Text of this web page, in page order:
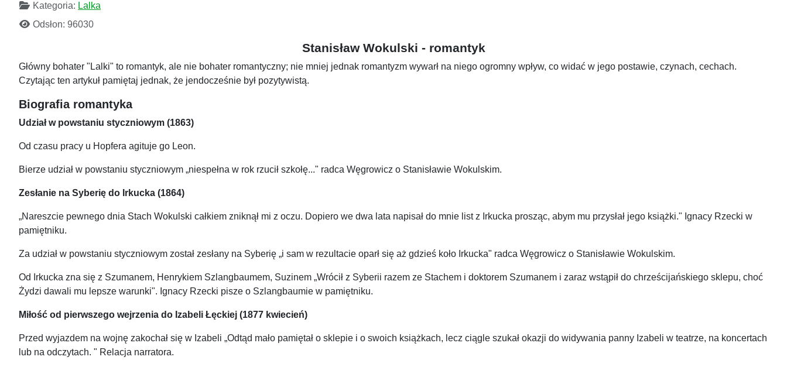
Kategoria: Lalka
Odsłon: 96030
Stanisław Wokulski - romantyk
Główny bohater "Lalki" to romantyk, ale nie bohater romantyczny; nie mniej jednak romantyzm wywarł na niego ogromny wpływ, co widać w jego postawie, czynach, cechach.
Czytając ten artykuł pamiętaj jednak, że jendocześnie był pozytywistą.
Biografia romantyka
Udział w powstaniu styczniowym (1863)
Od czasu pracy u Hopfera agituje go Leon.
Bierze udział w powstaniu styczniowym „niespełna w rok rzucił szkołę..." radca Węgrowicz o Stanisławie Wokulskim.
Zesłanie na Syberię do Irkucka (1864)
„Nareszcie pewnego dnia Stach Wokulski całkiem zniknął mi z oczu. Dopiero we dwa lata napisał do mnie list z Irkucka prosząc, abym mu przysłał jego książki." Ignacy Rzecki w
pamiętniku.
Za udział w powstaniu styczniowym został zesłany na Syberię „i sam w rezultacie oparł się aż gdzieś koło Irkucka" radca Węgrowicz o Stanisławie Wokulskim.
Od Irkucka zna się z Szumanem, Henrykiem Szlangbaumem, Suzinem „Wrócił z Syberii razem ze Stachem i doktorem Szumanem i zaraz wstąpił do chrześcijańskiego sklepu, choć
Żydzi dawali mu lepsze warunki". Ignacy Rzecki pisze o Szlangbaumie w pamiętniku.
Miłość od pierwszego wejrzenia do Izabeli Łęckiej (1877 kwiecień)
Przed wyjazdem na wojnę zakochał się w Izabeli „Odtąd mało pamiętał o sklepie i o swoich książkach, lecz ciągle szukał okazji do widywania panny Izabeli w teatrze, na koncertach
lub na odczytach. " Relacja narratora.